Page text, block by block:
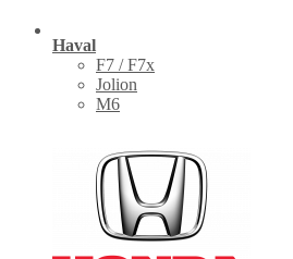
Haval
F7 / F7x
Jolion
M6